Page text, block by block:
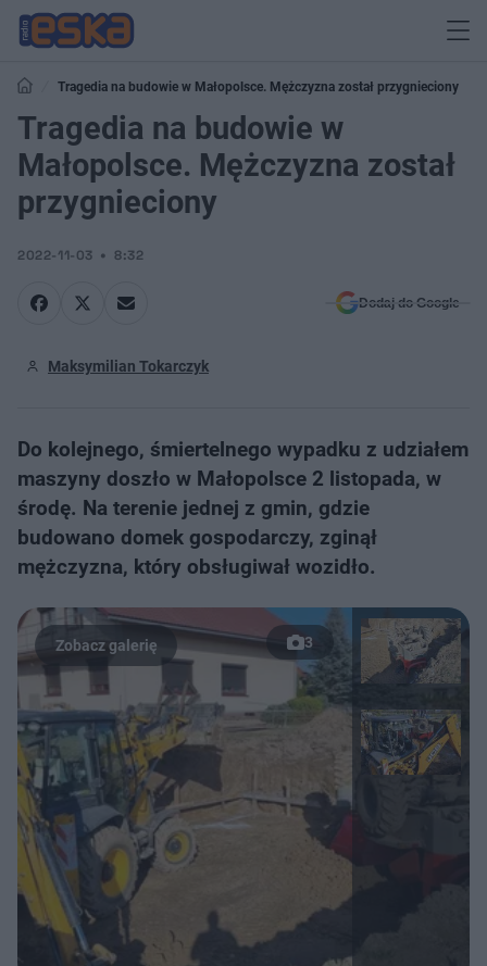
Tragedia na budowie w Małopolsce. Mężczyzna został przygnieciony
Tragedia na budowie w
Małopolsce. Mężczyzna został
przygnieciony
2022-11-03 8:32
Dodaj do Google
Maksymilian Tokarczyk
Do kolejnego, śmiertelnego wypadku z udziałem
maszyny doszło w Małopolsce 2 listopada, w
środę. Na terenie jednej z gmin, gdzie
budowano domek gospodarczy, zginął
mężczyzna, który obsługiwał wozidło.
3